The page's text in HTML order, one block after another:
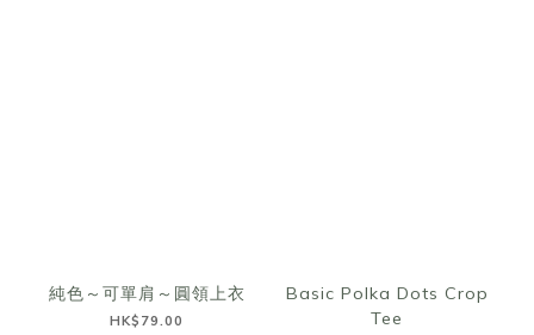
純色～可單肩～圓領上衣
HK$79.00
Basic Polka Dots Crop
Tee